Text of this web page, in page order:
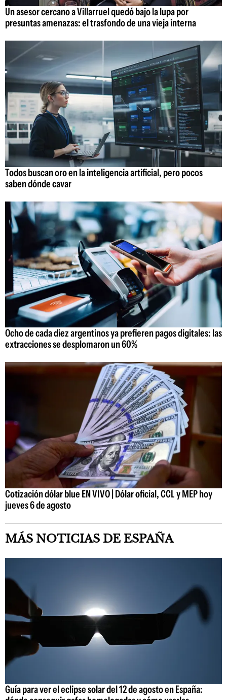
Un asesor cercano a Villarruel quedó bajo la lupa por
presuntas amenazas: el trasfondo de una vieja interna
Todos buscan oro en la inteligencia artificial, pero pocos
saben dónde cavar
Ocho de cada diez argentinos ya prefieren pagos digitales: las
extracciones se desplomaron un 60%
Cotización dólar blue EN VIVO | Dólar oficial, CCL y MEP hoy
jueves 6 de agosto
MÁS NOTICIAS DE ESPAÑA
Guía para ver el eclipse solar del 12 de agosto en España: